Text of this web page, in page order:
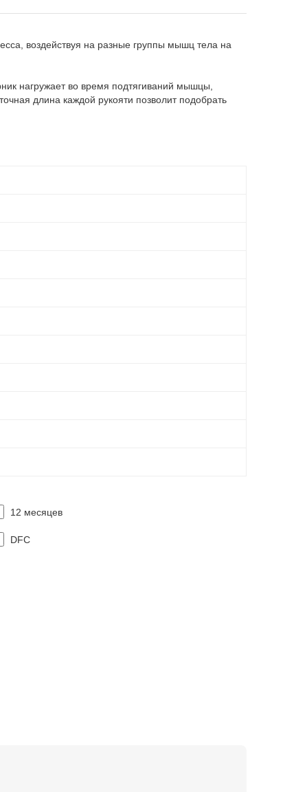
воздействуя на разные группы мышц тела на
нагружает во время подтягиваний мышцы,
длина каждой рукояти позволит подобрать
12 месяцев
DFC